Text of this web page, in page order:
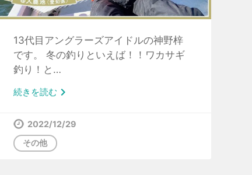
13代目アングラーズアイドルの神野梓
です。 冬の釣りといえば！！ワカサギ
釣り！と…
続きを読む
2022/12/29
その他